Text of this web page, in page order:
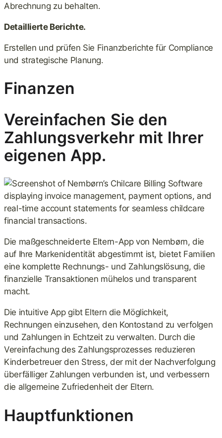
Abrechnung zu behalten.
Detaillierte Berichte.
Erstellen und prüfen Sie Finanzberichte für Compliance
und strategische Planung.
Finanzen
Vereinfachen Sie den
Zahlungsverkehr mit Ihrer
eigenen App.
Die maßgeschneiderte Eltern-App von Nembørn, die
auf Ihre Markenidentität abgestimmt ist, bietet Familien
eine komplette Rechnungs- und Zahlungslösung, die
finanzielle Transaktionen mühelos und transparent
macht.
Die intuitive App gibt Eltern die Möglichkeit,
Rechnungen einzusehen, den Kontostand zu verfolgen
und Zahlungen in Echtzeit zu verwalten. Durch die
Vereinfachung des Zahlungsprozesses reduzieren
Kinderbetreuer den Stress, der mit der Nachverfolgung
überfälliger Zahlungen verbunden ist, und verbessern
die allgemeine Zufriedenheit der Eltern.
Hauptfunktionen